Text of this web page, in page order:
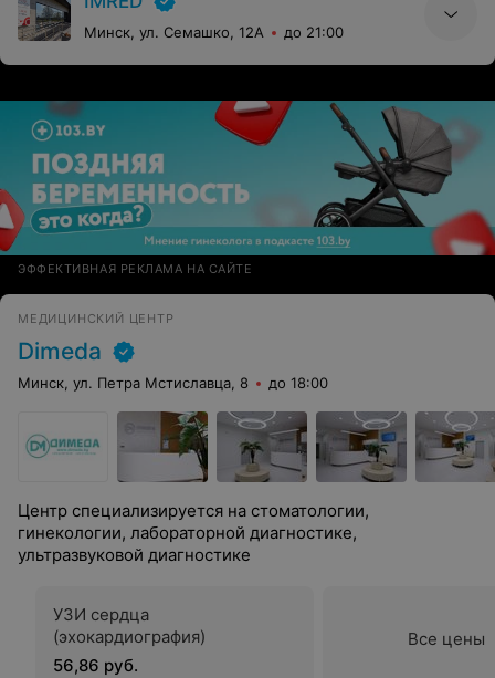
Минск, ул. Семашко, 12А до 21:00
ЭФФЕКТИВНАЯ РЕКЛАМА НА САЙТЕ
МЕДИЦИНСКИЙ ЦЕНТР
Dimeda
Минск, ул. Петра Мстиславца, 8 до 18:00
Центр специализируется на стоматологии,
гинекологии, лабораторной диагностике,
ультразвуковой диагностике
УЗИ сердца
(эхокардиография)
56,86 руб.
Все цены